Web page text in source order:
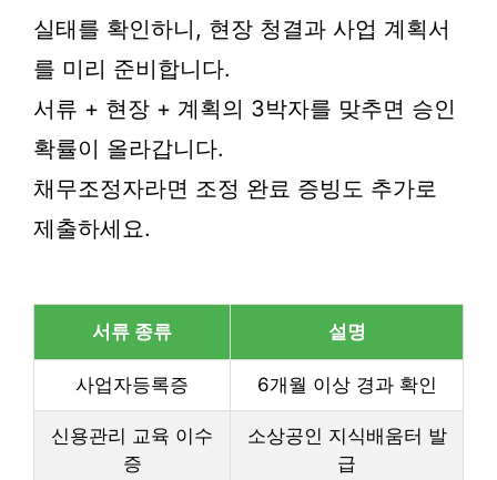
실태를 확인하니, 현장 청결과 사업 계획서
를 미리 준비합니다.
서류 + 현장 + 계획의 3박자를 맞추면 승인
확률이 올라갑니다.
채무조정자라면 조정 완료 증빙도 추가로
제출하세요.
서류 종류 설명
사업자등록증 6개월 이상 경과 확인
신용관리 교육 이수
증
소상공인 지식배움터 발
급